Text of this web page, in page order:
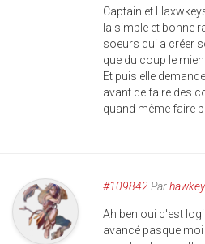
Captain et
la simple et bonne
soeurs qui a créer
que du coup le
Et puis elle
avant de faire des
quand même faire
#109842 Par
Ah ben oui c'est
avancé pasque moi